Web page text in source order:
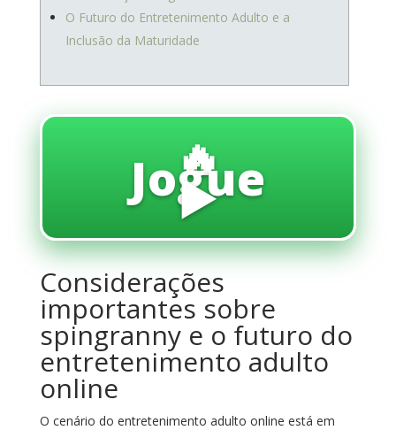
O Futuro do Entretenimento Adulto e a
Inclusão da Maturidade
🔥
Jogue
▶️
Considerações
importantes sobre
spingranny e o futuro do
entretenimento adulto
online
O cenário do entretenimento adulto online está em